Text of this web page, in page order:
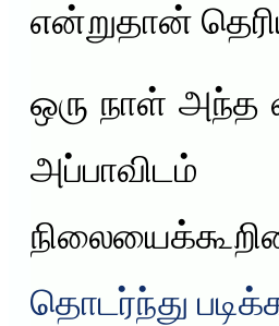
என்றுதான்
ஒரு நாள் அந்த
தொடர்ந்து